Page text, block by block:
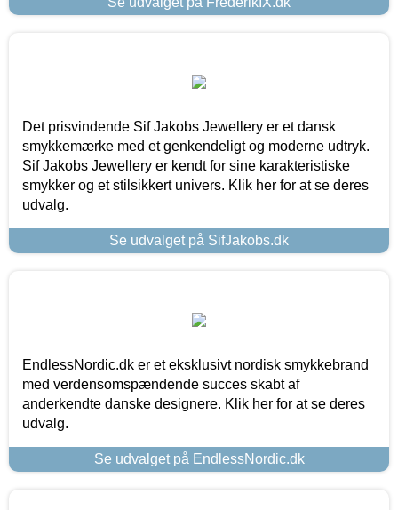
Det prisvindende Sif Jakobs Jewellery er et dansk
smykkemærke med et genkendeligt og moderne udtryk.
Sif Jakobs Jewellery er kendt for sine karakteristiske
smykker og et stilsikkert univers. Klik her for at se deres
udvalg.
Se udvalget på SifJakobs.dk
EndlessNordic.dk er et eksklusivt nordisk smykkebrand
med verdensomspændende succes skabt af
anderkendte danske designere. Klik her for at se deres
udvalg.
Se udvalget på EndlessNordic.dk